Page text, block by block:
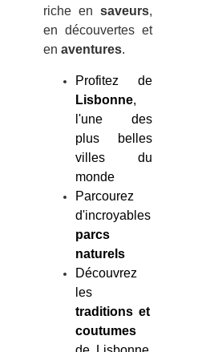
riche en saveurs,
en découvertes et
en aventures.
Profitez de
Lisbonne,
l'une des
plus belles
villes du
monde
Parcourez
d'incroyables
parcs
naturels
Découvrez
les
traditions et
coutumes